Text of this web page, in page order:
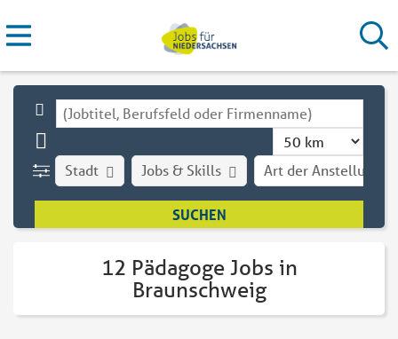
Stadt Art der Anstellung
Jobs & Skills
12 Pädagoge Jobs in
Braunschweig